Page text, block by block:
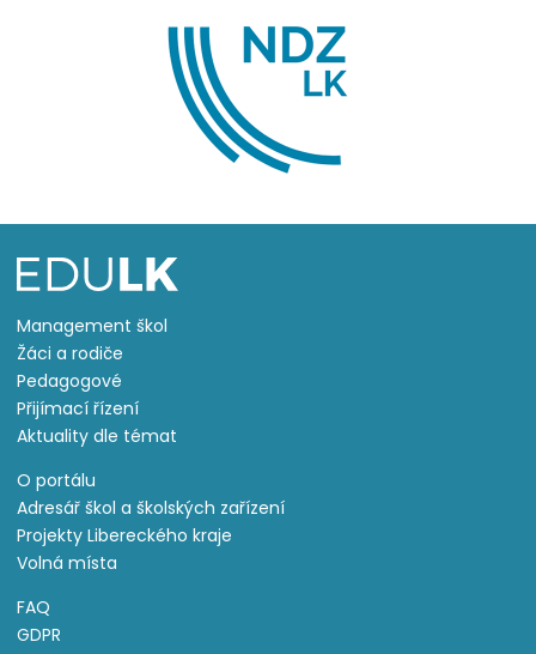
Management škol
Žáci a rodiče
Pedagogové
Přijímací řízení
Aktuality dle témat
O portálu
Adresář škol a školských zařízení
Projekty Libereckého kraje
Volná místa
FAQ
GDPR